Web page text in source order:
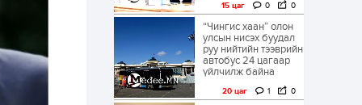
15 цаг 0 0
“Чингис хаан” олон
улсын нисэх буудал
руу нийтийн тээврийн
автобус 24 цагаар
үйлчилж байна
20 цаг 1 0